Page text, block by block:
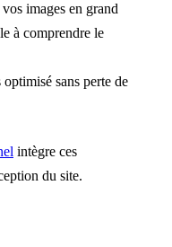
images en grand
à comprendre le
optimisé sans perte de
intègre ces
du site.